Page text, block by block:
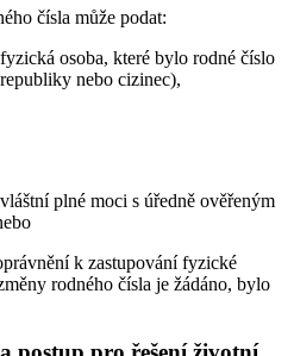
čísla může podat:
osoba, které bylo rodné číslo
nebo cizinec),
plné moci s úředně ověřeným
k zastupování fyzické
rodného čísla je žádáno, bylo